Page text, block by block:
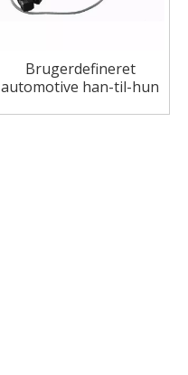
Brugerdefineret
automotive han-til-hun